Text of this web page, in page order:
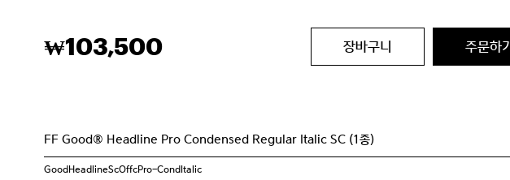
₩103,500 장바구니 주문하기
FF Good® Headline Pro Condensed Regular Italic SC (1종)
GoodHeadlineScOffcPro-CondItalic